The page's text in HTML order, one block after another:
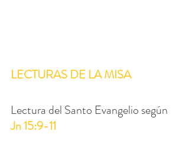
LECTURAS DE LA MISA
Lectura del Santo Evangelio según
Jn 15:9-11